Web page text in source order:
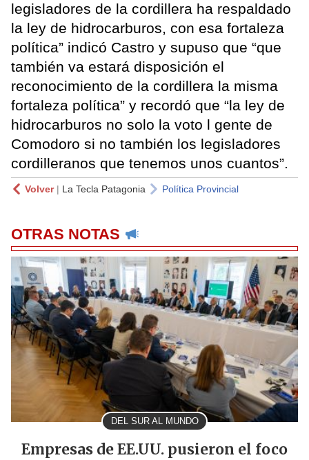
legisladores de la cordillera ha respaldado
la ley de hidrocarburos, con esa fortaleza
política” indicó Castro y supuso que “que
también va estará disposición el
reconocimiento de la cordillera la misma
fortaleza política” y recordó que “la ley de
hidrocarburos no solo la voto l gente de
Comodoro si no también los legisladores
cordilleranos que tenemos unos cuantos”.
Volver| La Tecla Patagonia Política Provincial
OTRAS NOTAS
DEL SUR AL MUNDO
Empresas de EE.UU. pusieron el foco